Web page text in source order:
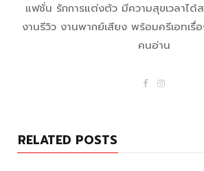
แฟชั่น รักการแต่งตัว มีความสุขเวลาได้
งานรีวิว งานพากย์เสียง พร้อมครีเอทเรื่
คนอ่าน
F
I
m
RELATED POSTS